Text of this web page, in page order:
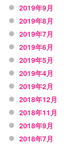
2019年9月
2019年8月
2019年7月
2019年6月
2019年5月
2019年4月
2019年2月
2018年12月
2018年11月
2018年9月
2018年7月